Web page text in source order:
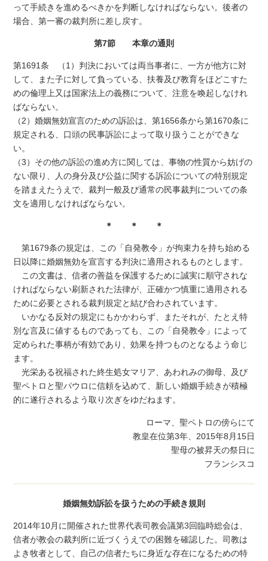
って手続きを進めるべきかを判断しなければならない。後者の
場合、第一審の裁判所に差し戻す。
第7節 本章の通則
第1691条 （1）判決においては両当事者に、一方が他方に対
して、また子に対して負っている、扶養及び教育をほどこすた
めの倫理上又は国家法上の義務について、注意を喚起しなけれ
ばならない。
（2）婚姻無効宣言のための訴訟は、第1656条から第1670条に
規定される、口頭の民事訴訟によって取り扱うことができな
い。
（3）その他の訴訟の進め方に関しては、事物の性質から妨げの
ない限り、人の身分及び公益に関する訴訟についての特別規定
を踏まえたうえで、裁判一般及び通常の民事裁判についての条
文を適用しなければならない。
＊ ＊ ＊
第1679条の規定は、この「自発教令」が拘束力を持ち始める
日以降に婚姻無効を宣言する判決に適用されるものとします。
この文書は、信者の善益を保護するために誠実に順守されな
ければならない刷新された法律が、正確かつ慎重に適用される
ために必要とされる裁判規定と結び合わされています。
いかなる反対の規定にもかかわらず、またそれが、たとえ特
別な言及に値するものであっても、この「自発教令」によって
定められた事柄が有効であり、効果を持つものとなるよう命じ
ます。
光栄ある祝福された終生処女マリア、あわれみの御母、及び
聖ペトロと聖パウロに信頼を込めて、新しい婚姻手続きが積極
的に遂行されるよう取り次ぎをゆだねます。
ローマ、聖ペトロの傍らにて
教皇在位第3年、2015年8月15日
聖母の被昇天の祭日に
フランシスコ
婚姻無効訴訟を扱うための手続き規則
2014年10月に開催された世界代表司教会議第3回臨時総会は、
信者が教会の裁判所に近づくうえでの困難を確認した。司教は
よき牧者として、自己の信者たちに身近な存在になるための特